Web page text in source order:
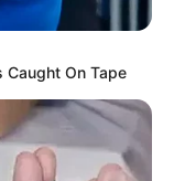
Caught On Tape